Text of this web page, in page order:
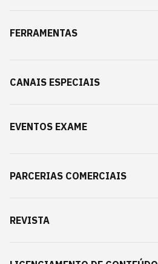
FERRAMENTAS
CANAIS ESPECIAIS
EVENTOS EXAME
PARCERIAS COMERCIAIS
REVISTA